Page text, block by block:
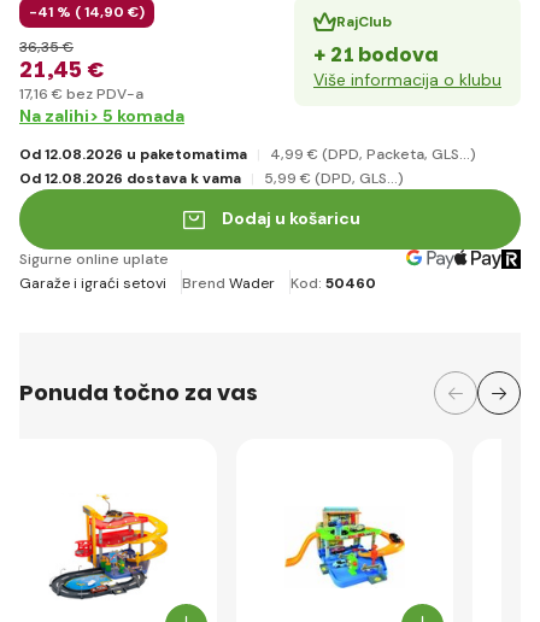
-41 % (14,90 €)
21,45 €
36,35 €
17,16 € bez PDV-a
RajClub
+ 21 bodova
Više informacija o klubu
Na zalihi> 5 komada
Od 12.08.2026 u paketomatima 4,99 € (DPD, Packeta, GLS...)
Od 12.08.2026 dostava k vama
5,99 € (DPD, GLS...)
Dodaj u košaricu
Sigurne online uplate
Garaže i igraći setovi
Brend Wader Kod: 50460
Ponuda točno za vas